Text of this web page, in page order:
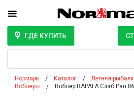
ГДЕ КУПИТЬ
Нормарк Каталог Летняя
Воблеры
Воблер RAPALA Слэб Рап